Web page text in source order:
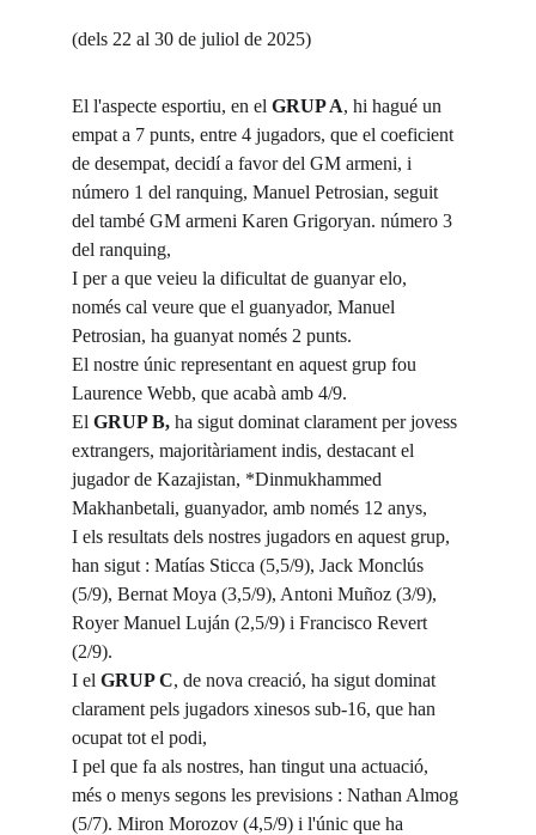
(dels 22 al 30 de juliol de 2025)
El l'aspecte esportiu, en el GRUP A, hi hagué un
empat a 7 punts, entre 4 jugadors, que el coeficient
de desempat, decidí a favor del GM armeni, i
número 1 del ranquing, Manuel Petrosian, seguit
del també GM armeni Karen Grigoryan. número 3
del ranquing,
I per a que veieu la dificultat de guanyar elo,
només cal veure que el guanyador, Manuel
Petrosian, ha guanyat només 2 punts.
El nostre únic representant en aquest grup fou
Laurence Webb, que acabà amb 4/9.
El GRUP B, ha sigut dominat clarament per jovess
extrangers, majoritàriament indis, destacant el
jugador de Kazajistan, *Dinmukhammed
Makhanbetali, guanyador, amb només 12 anys,
I els resultats dels nostres jugadors en aquest grup,
han sigut : Matías Sticca (5,5/9), Jack Monclús
(5/9), Bernat Moya (3,5/9), Antoni Muñoz (3/9),
Royer Manuel Luján (2,5/9) i Francisco Revert
(2/9).
I el GRUP C, de nova creació, ha sigut dominat
clarament pels jugadors xinesos sub-16, que han
ocupat tot el podi,
I pel que fa als nostres, han tingut una actuació,
més o menys segons les previsions : Nathan Almog
(5/7). Miron Morozov (4,5/9) i l'únic que ha